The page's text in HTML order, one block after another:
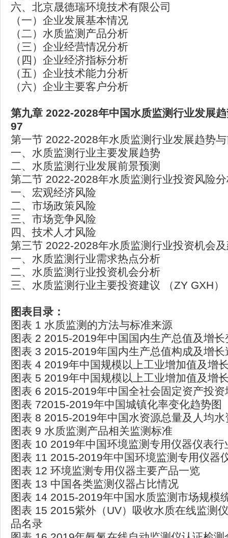
六、北京晟德瑞环境技术有限公司
（一）企业发展基本情况
（二）水质监测产品分析
（三）企业经营情况分析
（四）企业经济指标分析
（五）企业技术能力分析
（六）企业主要客户分析
第九章 2022-2028年中国水质监测行业发展
97
第一节 2022-2028年水质监测行业发展趋势
一、水质监测行业主要发展趋势
二、水质监测行业发展前景预测
第二节 2022-2028年水质监测行业投资风险
一、宏观经济风险
二、市场政策风险
三、市场竞争风险
四、技术人才风险
第三节 2022-2028年水质监测行业投资机会
一、水质监测行业需求热点分析
二、水质监测行业投资机会分析
三、水质监测行业主要投资建议 （ZY GXH）
图表目录：
图表 1 水质监测的方法与标准来源
图表 2 2015-2019年中国国内生产总值及增
图表 3 2015-2019年国内生产总值构成及增长
图表 4 2019年中国规模以上工业增加值及增
图表 5 2019年中国规模以上工业增加值及增
图表 6 2015-2019年中国全社会固定资产投
图表 72015-2019年中国城镇化率变化趋势图
图表 8 2015-2019年中国水资源总量及人均
图表 9 水质监测产品相关监测标准
图表 10 2019年中国环境监测专用仪器仪表
图表 11 2015-2019年中国环境监测专用仪器
图表 12 环境监测专用仪器主要产品一览
图表 13 中国各类监测仪器占比情况
图表 14 2015-2019年中国水质监测市场规模
图表 15 2015紫外（UV）吸收水质在线监测
品名录